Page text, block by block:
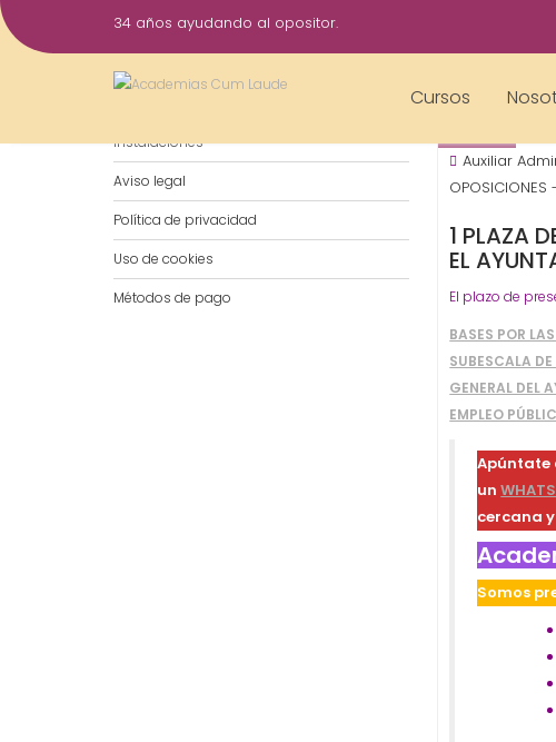
Saltar
al
34 años ayudando al opositor.
Cursos
11
Auxiliar
OPOSICIONES
1 PLAZA
EL
El plazo de
BASES POR
SUBESCALA
GENERAL DEL
EMPLEO
Apúntate
un
cercana
Somos
Instalaciones
Aviso legal
Política de privacidad
Uso de cookies
Métodos de pago